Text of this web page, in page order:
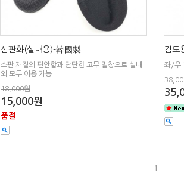
심판화(실내용)-韓國製
스판 재질의 편안함과 단단한 고무 밑창으로 실내
외 모두 이용 가능
18,000원
15,000원
품절
검도
좌/우
1